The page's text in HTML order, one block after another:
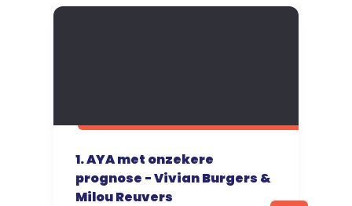
1. AYA met onzekere
prognose - Vivian Burgers &
Milou Reuvers